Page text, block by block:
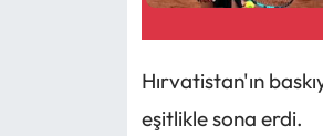
Hırvatistan'ın
eşitlikle sona erdi.